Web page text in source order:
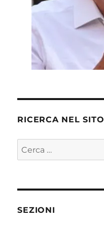
RICERCA NEL SITO
Cerca:
SEZIONI